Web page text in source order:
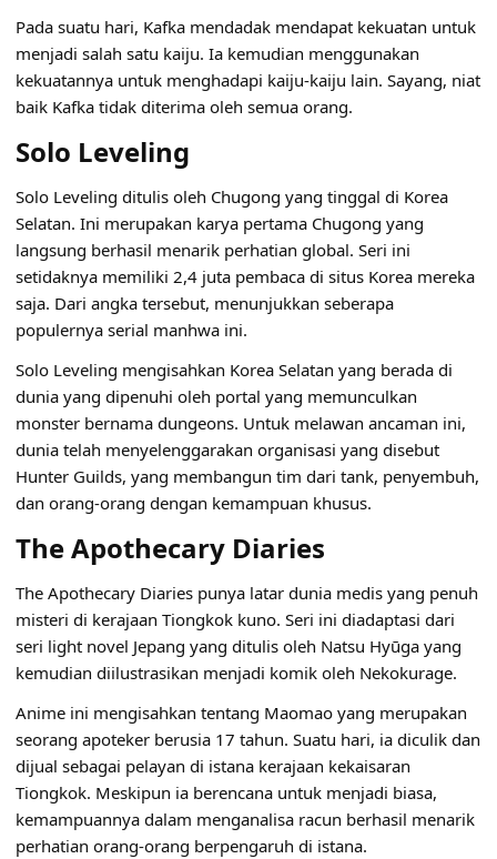
Pada suatu hari, Kafka mendadak mendapat kekuatan untuk
menjadi salah satu kaiju. Ia kemudian menggunakan
kekuatannya untuk menghadapi kaiju-kaiju lain. Sayang, niat
baik Kafka tidak diterima oleh semua orang.
Solo Leveling
Solo Leveling ditulis oleh Chugong yang tinggal di Korea
Selatan. Ini merupakan karya pertama Chugong yang
langsung berhasil menarik perhatian global. Seri ini
setidaknya memiliki 2,4 juta pembaca di situs Korea mereka
saja. Dari angka tersebut, menunjukkan seberapa
populernya serial manhwa ini.
Solo Leveling mengisahkan Korea Selatan yang berada di
dunia yang dipenuhi oleh portal yang memunculkan
monster bernama dungeons. Untuk melawan ancaman ini,
dunia telah menyelenggarakan organisasi yang disebut
Hunter Guilds, yang membangun tim dari tank, penyembuh,
dan orang-orang dengan kemampuan khusus.
The Apothecary Diaries
The Apothecary Diaries punya latar dunia medis yang penuh
misteri di kerajaan Tiongkok kuno. Seri ini diadaptasi dari
seri light novel Jepang yang ditulis oleh Natsu Hyūga yang
kemudian diilustrasikan menjadi komik oleh Nekokurage.
Anime ini mengisahkan tentang Maomao yang merupakan
seorang apoteker berusia 17 tahun. Suatu hari, ia diculik dan
dijual sebagai pelayan di istana kerajaan kekaisaran
Tiongkok. Meskipun ia berencana untuk menjadi biasa,
kemampuannya dalam menganalisa racun berhasil menarik
perhatian orang-orang berpengaruh di istana.